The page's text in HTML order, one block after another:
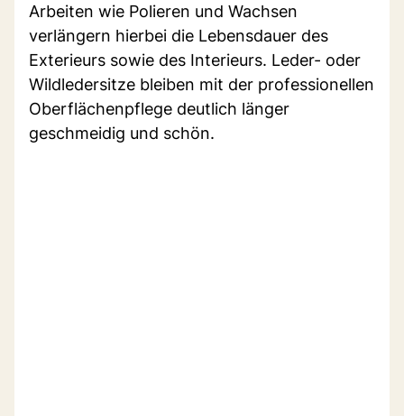
Arbeiten wie Polieren und Wachsen
verlängern hierbei die Lebensdauer des
Exterieurs sowie des Interieurs. Leder- oder
Wildledersitze bleiben mit der professionellen
Oberflächenpflege deutlich länger
geschmeidig und schön.